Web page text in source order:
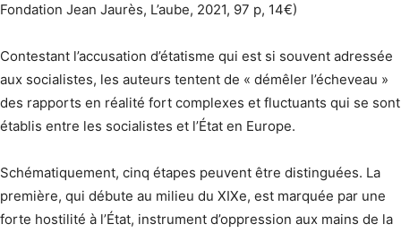
Fondation Jean Jaurès, L’aube, 2021, 97 p, 14€)
Contestant l’accusation d’étatisme qui est si souvent adressée
aux socialistes, les auteurs tentent de « démêler l’écheveau »
des rapports en réalité fort complexes et fluctuants qui se sont
établis entre les socialistes et l’État en Europe.
Schématiquement, cinq étapes peuvent être distinguées. La
première, qui débute au milieu du XIXe, est marquée par une
forte hostilité à l’État, instrument d’oppression aux mains de la